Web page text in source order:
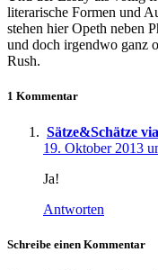
literarische Formen und
stehen hier Opeth neben
und doch irgendwo ganz
Rush.
1 Kommentar
Sätze&Schätze
19. Oktober 2013
Ja!
Antworten
Schreibe einen Kommentar